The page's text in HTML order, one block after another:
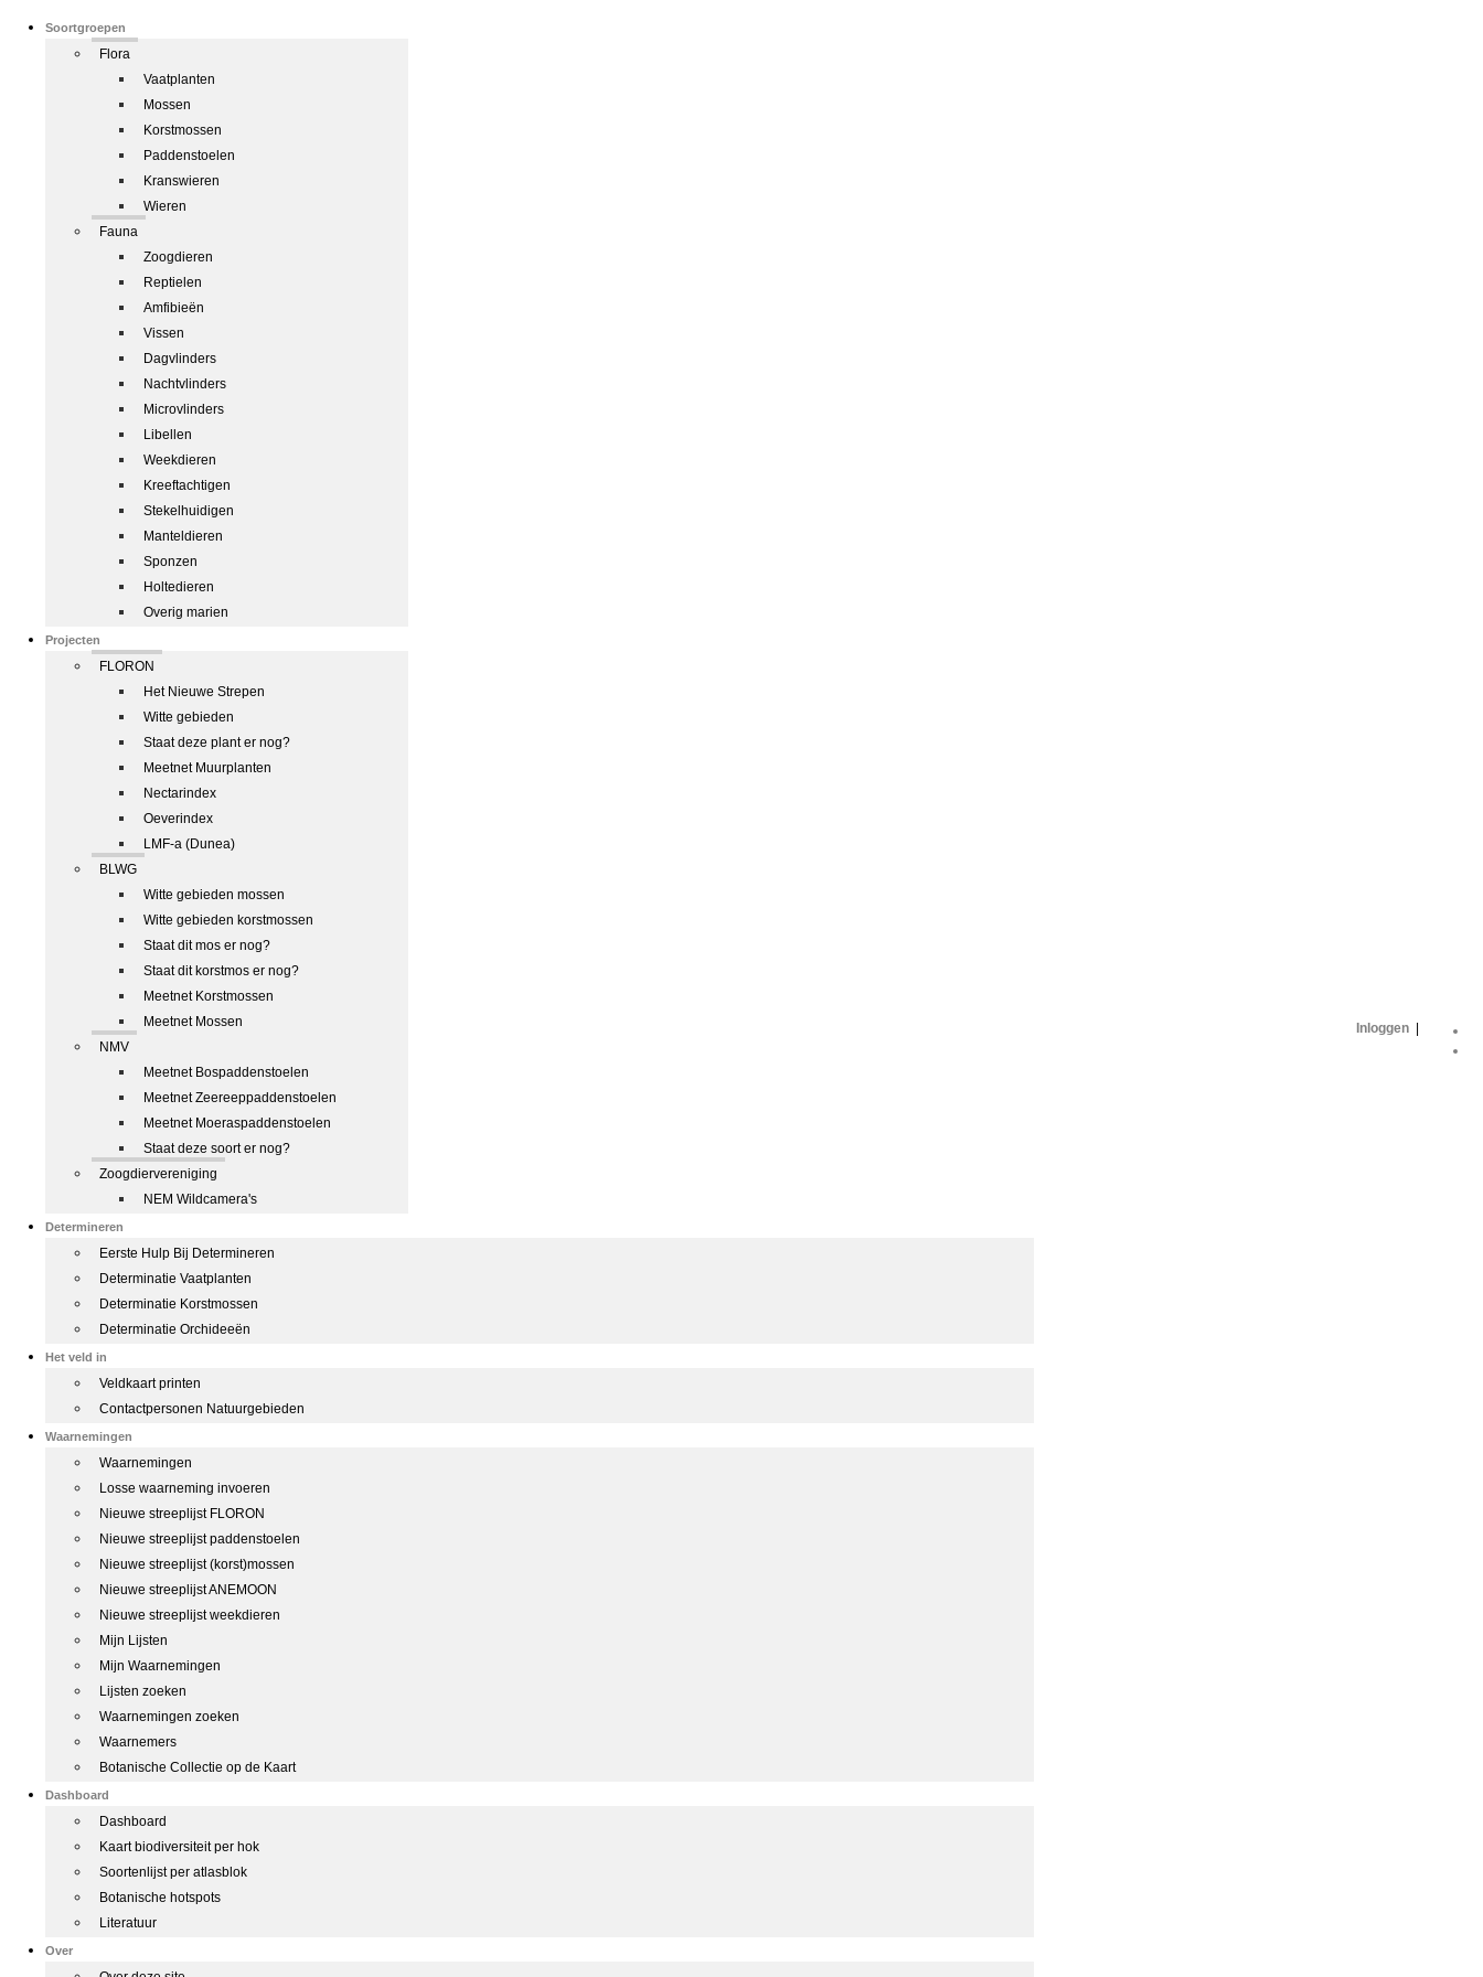
Soortgroepen
Flora
Vaatplanten
Mossen
Korstmossen
Paddenstoelen
Kranswieren
Wieren
Fauna
Zoogdieren
Reptielen
Amfibieën
Vissen
Dagvlinders
Nachtvlinders
Microvlinders
Libellen
Weekdieren
Kreeftachtigen
Stekelhuidigen
Manteldieren
Sponzen
Holtedieren
Overig marien
Projecten
FLORON
Het Nieuwe Strepen
Witte gebieden
Staat deze plant er nog?
Meetnet Muurplanten
Nectarindex
Oeverindex
LMF-a (Dunea)
BLWG
Witte gebieden mossen
Witte gebieden korstmossen
Staat dit mos er nog?
Staat dit korstmos er nog?
Meetnet Korstmossen
Meetnet Mossen
NMV
Meetnet Bospaddenstoelen
Meetnet Zeereeppaddenstoelen
Meetnet Moeraspaddenstoelen
Staat deze soort er nog?
Zoogdiervereniging
NEM Wildcamera's
Determineren
Eerste Hulp Bij Determineren
Determinatie Vaatplanten
Determinatie Korstmossen
Determinatie Orchideeën
Het veld in
Veldkaart printen
Contactpersonen Natuurgebieden
Waarnemingen
Waarnemingen
Losse waarneming invoeren
Nieuwe streeplijst FLORON
Nieuwe streeplijst paddenstoelen
Nieuwe streeplijst (korst)mossen
Nieuwe streeplijst ANEMOON
Nieuwe streeplijst weekdieren
Mijn Lijsten
Mijn Waarnemingen
Lijsten zoeken
Waarnemingen zoeken
Waarnemers
Botanische Collectie op de Kaart
Dashboard
Dashboard
Kaart biodiversiteit per hok
Soortenlijst per atlasblok
Botanische hotspots
Literatuur
Over
Inloggen